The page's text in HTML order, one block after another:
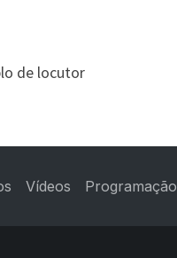
Vídeos Programação